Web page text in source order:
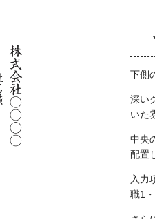
下側
深い
いた
中央
配置
入力
職1